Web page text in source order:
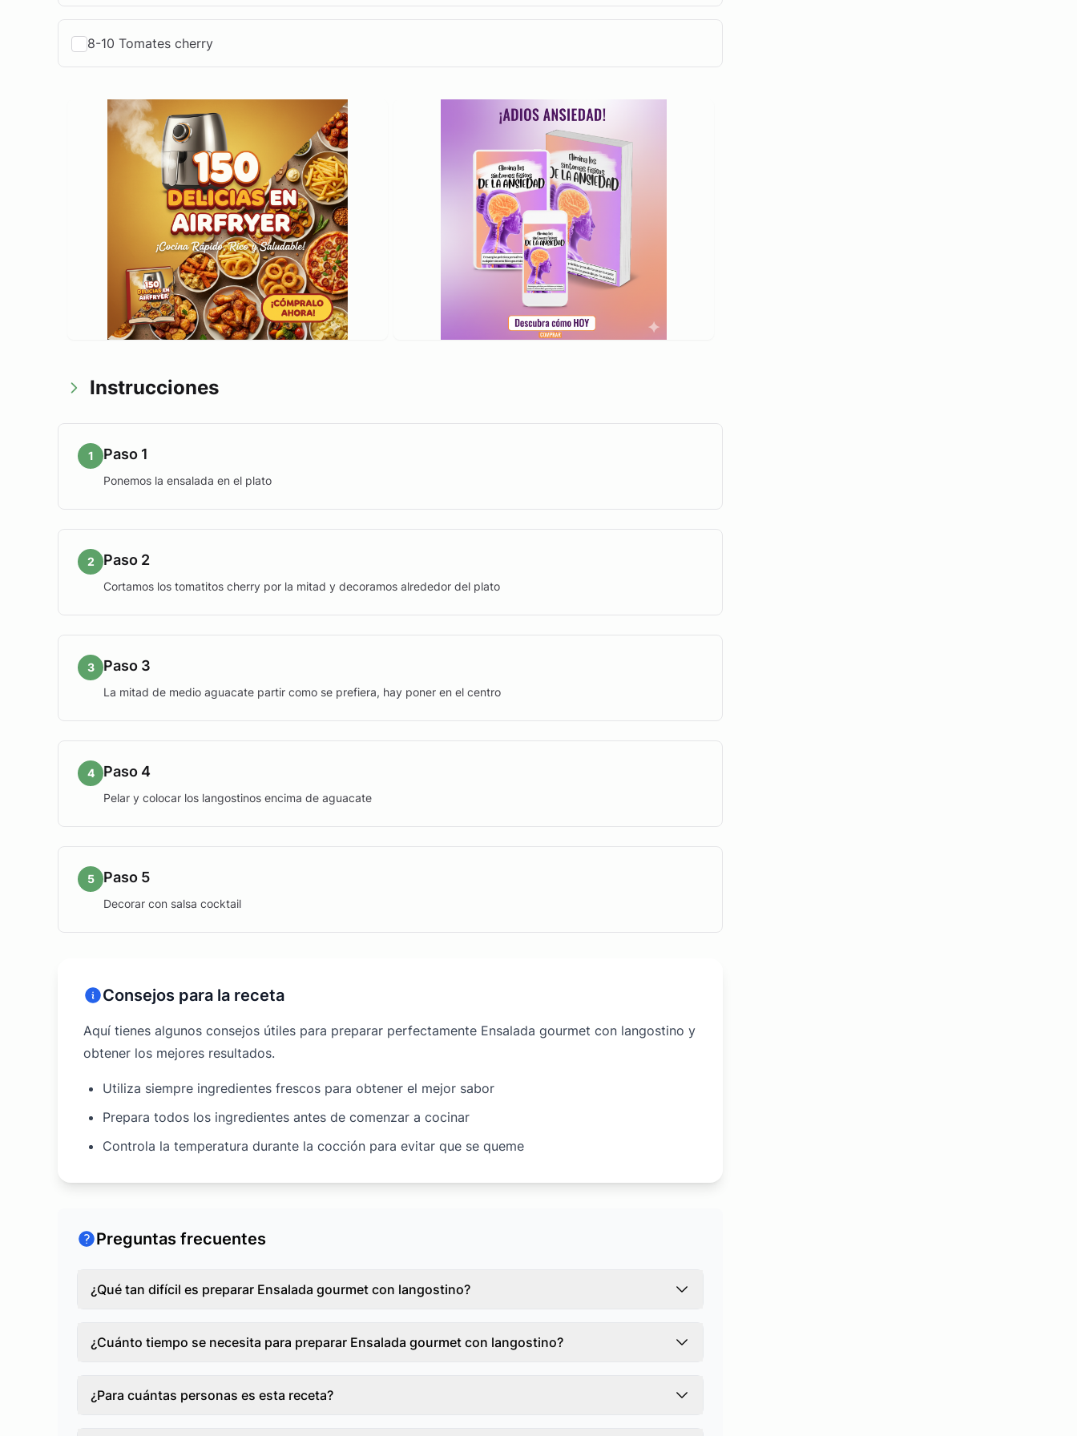
8-10 Tomates cherry
Instrucciones
1 Paso 1
Ponemos la ensalada en el plato
2 Paso 2
Cortamos los tomatitos cherry por la mitad y decoramos alrededor del plato
3 Paso 3
La mitad de medio aguacate partir como se prefiera, hay poner en el centro
4 Paso 4
Pelar y colocar los langostinos encima de aguacate
5 Paso 5
Decorar con salsa cocktail
Consejos para la receta
Aquí tienes algunos consejos útiles para preparar perfectamente Ensalada gourmet con langostino y
obtener los mejores resultados.
Utiliza siempre ingredientes frescos para obtener el mejor sabor
Prepara todos los ingredientes antes de comenzar a cocinar
Controla la temperatura durante la cocción para evitar que se queme
Preguntas frecuentes
¿Qué tan difícil es preparar Ensalada gourmet con langostino?
¿Cuánto tiempo se necesita para preparar Ensalada gourmet con langostino?
¿Para cuántas personas es esta receta?